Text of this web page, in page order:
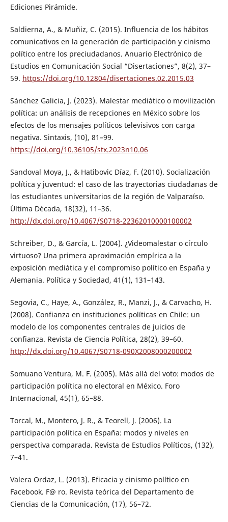
Ediciones Pirámide.
Saldierna, A., & Muñiz, C. (2015). Influencia de los hábitos
comunicativos en la generación de participación y cinismo
político entre los preciudadanos. Anuario Electrónico de
Estudios en Comunicación Social “Disertaciones”, 8(2), 37–
59. https://doi.org/10.12804/disertaciones.02.2015.03
Sánchez Galicia, J. (2023). Malestar mediático o movilización
política: un análisis de recepciones en México sobre los
efectos de los mensajes políticos televisivos con carga
negativa. Sintaxis, (10), 81–99.
https://doi.org/10.36105/stx.2023n10.06
Sandoval Moya, J., & Hatibovic Díaz, F. (2010). Socialización
política y juventud: el caso de las trayectorias ciudadanas de
los estudiantes universitarios de la región de Valparaíso.
Última Década, 18(32), 11–36.
http://dx.doi.org/10.4067/S0718-22362010000100002
Schreiber, D., & García, L. (2004). ¿Videomalestar o círculo
virtuoso? Una primera aproximación empírica a la
exposición mediática y el compromiso político en España y
Alemania. Política y Sociedad, 41(1), 131–143.
Segovia, C., Haye, A., González, R., Manzi, J., & Carvacho, H.
(2008). Confianza en instituciones políticas en Chile: un
modelo de los componentes centrales de juicios de
confianza. Revista de Ciencia Política, 28(2), 39–60.
http://dx.doi.org/10.4067/S0718-090X2008000200002
Somuano Ventura, M. F. (2005). Más allá del voto: modos de
participación política no electoral en México. Foro
Internacional, 45(1), 65–88.
Torcal, M., Montero, J. R., & Teorell, J. (2006). La
participación política en España: modos y niveles en
perspectiva comparada. Revista de Estudios Políticos, (132),
7–41.
Valera Ordaz, L. (2013). Eficacia y cinismo político en
Facebook. F@ ro. Revista teórica del Departamento de
Ciencias de la Comunicación, (17), 56–72.